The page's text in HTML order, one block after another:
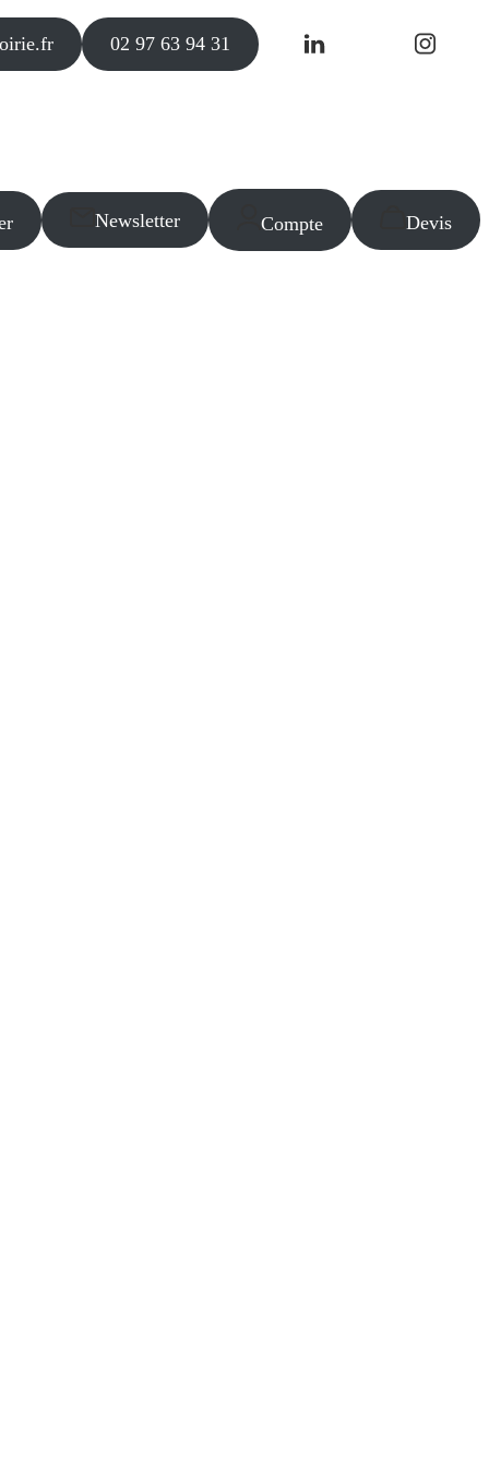
02 97 63 94 31
Newsletter Compte Devis